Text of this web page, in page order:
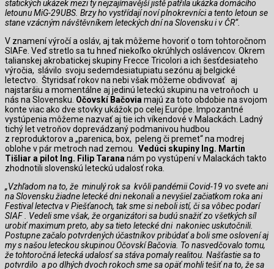
statických ukázek mezi ty nejzajímavější jistě patřila ukázka domácího
letounu MiG-29UBS. Brzy ho vystřídají noví plnokrevníci a tento letoun se
stane vzácným návštěvníkem leteckých dní na Slovensku i v ČR“.
V znamení výročí a osláv, aj tak môžeme hovoriť o tom tohtoročnom
SIAFe. Veď stretlo sa tu hneď niekoľko okrúhlych oslávencov. Okrem
talianskej akrobatickej skupiny Frecce Tricolori a ich šesťdesiateho
výročia, slávilo svoju sedemdesiatupiatu sezónu aj belgické
letectvo. Štyridsať rokov na nebi však môžeme obdivovať aj
najstaršiu a momentálne aj jedinú leteckú skupinu na vetroňoch u
nás na Slovensku. Očovskí Bačovia majú za toto obdobie na svojom
konte viac ako dve stovky ukážok po celej Európe. Impozantné
vystúpenia môžeme nazvať aj tie ich víkendové v Malackách. Ladný
tichý let vetroňov doprevádzaný podmanivou hudbou
z reproduktorov a „parenica, box, peleng či premet“ na modrej
oblohe v pár metroch nad zemou. Vedúci skupiny Ing. Martin
Tišliar a pilot Ing. Filip Tarana nám po vystúpení v Malackách takto
zhodnotili slovenskú leteckú udalosť roka.
„Vzhľadom na to, že minulý rok sa kvôli pandémii Covid-19 vo svete ani
na Slovensku žiadne letecké dni nekonali a nevyšiel začiatkom roka ani
Festival letectva v Piešťanoch, tak sme si neboli istí, či sa vôbec podarí
SIAF . Vedeli sme však, že organizátori sa budú snažiť zo všetkých síl
urobiť maximum preto, aby sa tieto letecké dni nakoniec uskutočnili.
Postupne začalo potvrdených účastníkov pribúdať a boli sme oslovení aj
my s našou leteckou skupinou Očovskí Bačovia. To nasvedčovalo tomu,
že tohtoročná letecká udalosť sa stáva pomaly realitou. Našťastie sa to
potvrdilo a po dlhých dvoch rokoch sme sa opäť mohli tešiť na to, že sa